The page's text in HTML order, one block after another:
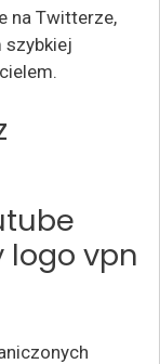
na Twitterze,
szybkiej